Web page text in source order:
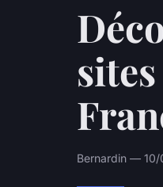
Bernardin —